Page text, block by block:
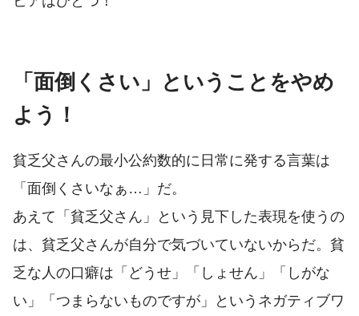
「面倒くさい」ということをやめ
よう！
貧乏父さんの最小公約数的に日常に発する言葉は
「面倒くさいなぁ…」だ。
あえて「貧乏父さん」という見下した表現を使うの
は、貧乏父さんが自分で気づいていないからだ。貧
乏な人の口癖は「どうせ」「しょせん」「しがな
い」「つまらないものですが」というネガティブワ